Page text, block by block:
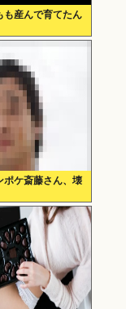
も産んで育てたん
ポケ斎藤さん、壊